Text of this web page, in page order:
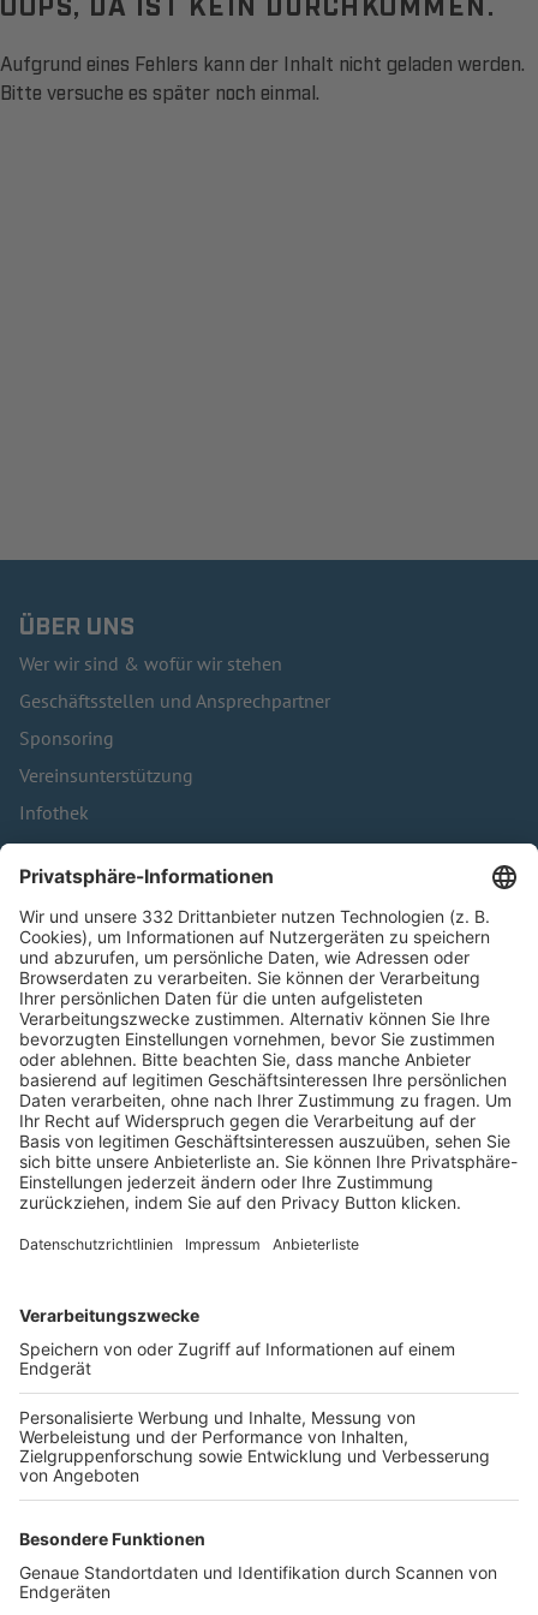
Aufgrund eines Fehlers kann der Inhalt nicht geladen werden.
Bitte versuche es später noch einmal.
ÜBER UNS
Wer wir sind & wofür wir stehen
Geschäftsstellen und Ansprechpartner
Sponsoring
Vereinsunterstützung
Infothek
Kontakt
HÄUFIG BESUCHTE SEITEN
Pässe und Vereinswechsel
Trainerausbildung
Schulungsangebot Vereinsmitarbeiter
BFV-Geschäftsstellen
Trainerbörse
Login SpielPlus
FOLGE DEM BFV
TOP-VEREINE
TOP-PARTNER